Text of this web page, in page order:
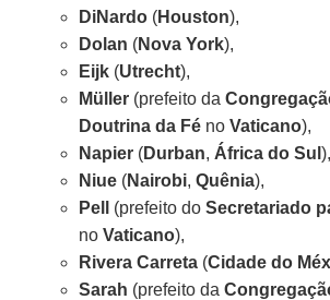
DiNardo (Houston),
Dolan (Nova York),
Eijk (Utrecht),
Müller (prefeito da
Doutrina da Fé noVaticano),
Napier (Durban, África do Sul),
Niue (Nairobi,Quênia),
Pell
(prefeito doSecretariado
noVaticano),
Rivera Carreta (Cidade do
Sarah (prefeito da